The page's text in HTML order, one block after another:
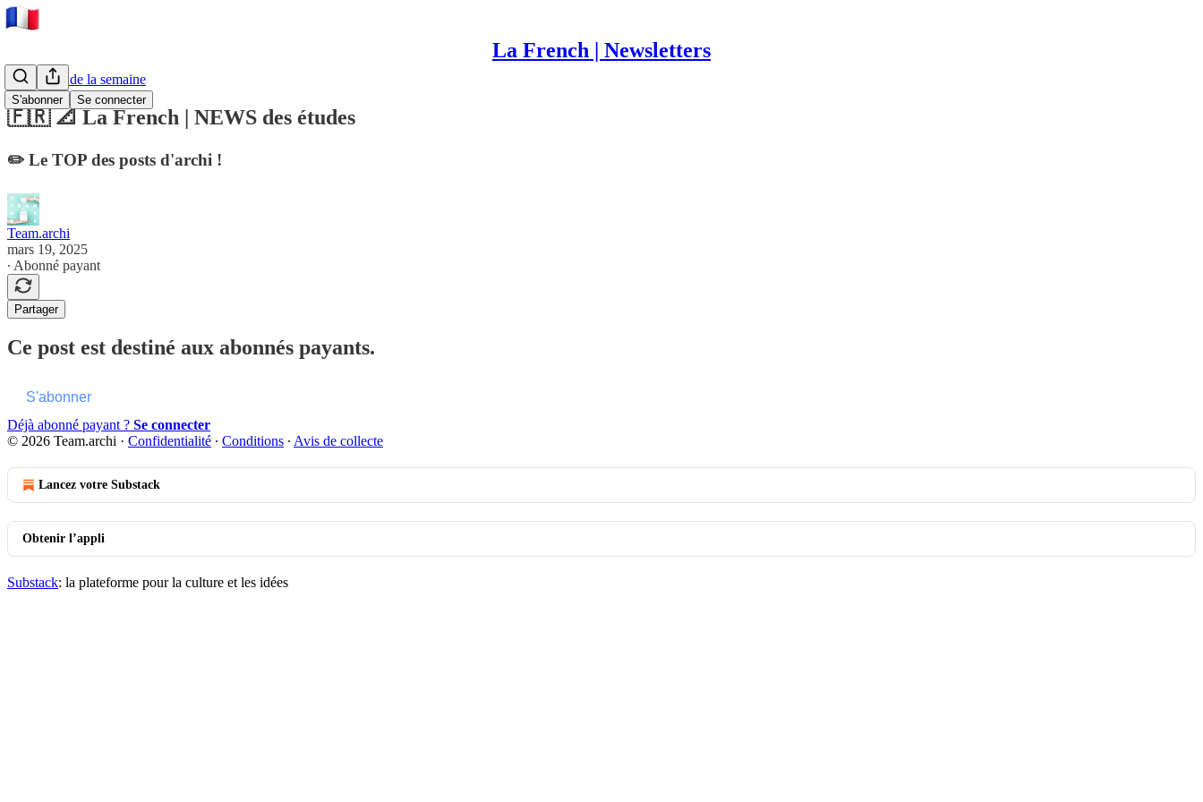
La French | Newsletters
S'abonner Se connecter
💌 NEWS de la semaine
🇫🇷 📐 La French | NEWS des études
✏️ Le TOP des posts d'archi !
Team.archi
mars 19, 2025
∙ Abonné payant
Partager
Ce post est destiné aux abonnés payants.
S'abonner
Déjà abonné payant ? Se connecter
© 2026 Team.archi · Confidentialité ∙ Conditions ∙ Avis de collecte
Lancez votre Substack
Obtenir l’appli
Substack: la plateforme pour la culture et les idées